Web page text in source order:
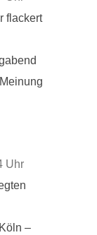
flackert
Uhr
–